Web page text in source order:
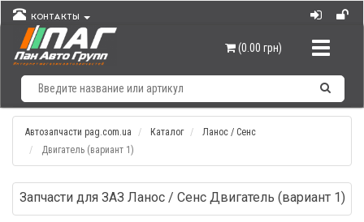
КОНТАКТЫ
(0.00 грн)
Автозапчасти pag.com.ua Каталог
Ланос / Сенс
Двигатель (вариант 1)
Запчасти для ЗАЗ Ланос / Сенс Двигатель (вариант 1)